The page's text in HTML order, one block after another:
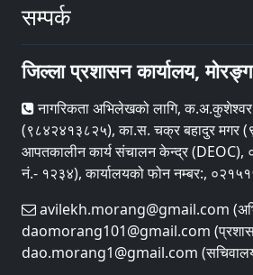
सम्पर्क
जिल्ला प्रशासन कार्यालय, मोरङ्ग
नागरिकता अभिलेखको लागि,
(९८४२४१३८२५), का.स. चक्र बहादुर मगर
आपतकालीन कार्य संचालन केन्द्र (DEOC),
नं.- १२३४), कार्यालयको फोन नम्बर:,
avilekh.morang@gmail.com
daomorang101@gmail.com
dao.morang1@gmail.com